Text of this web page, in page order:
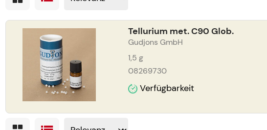
Tellurium met. C90 Glob.
Gudjons GmbH
1,5 g
08269730
Verfügbarkeit